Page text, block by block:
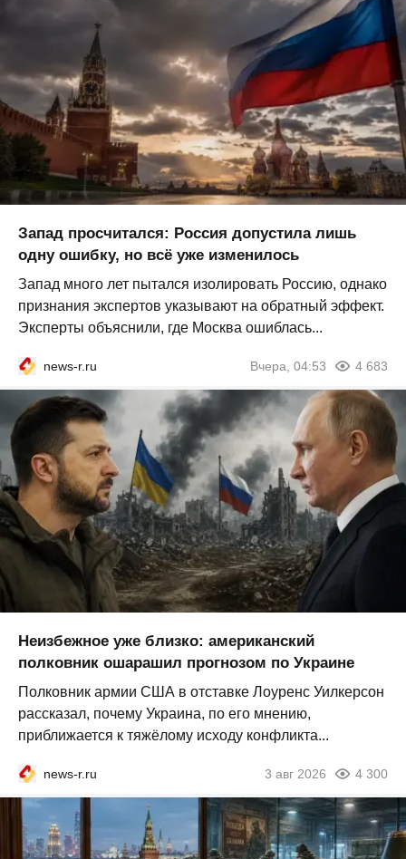
Запад просчитался: Россия допустила лишь
одну ошибку, но всё уже изменилось
Запад много лет пытался изолировать Россию, однако
признания экспертов указывают на обратный эффект.
Эксперты объяснили, где Москва ошиблась...
news-r.ru Вчера, 04:53 4 683
Неизбежное уже близко: американский
полковник ошарашил прогнозом по Украине
Полковник армии США в отставке Лоуренс Уилкерсон
рассказал, почему Украина, по его мнению,
приближается к тяжёлому исходу конфликта...
news-r.ru 3 авг 2026 4 300